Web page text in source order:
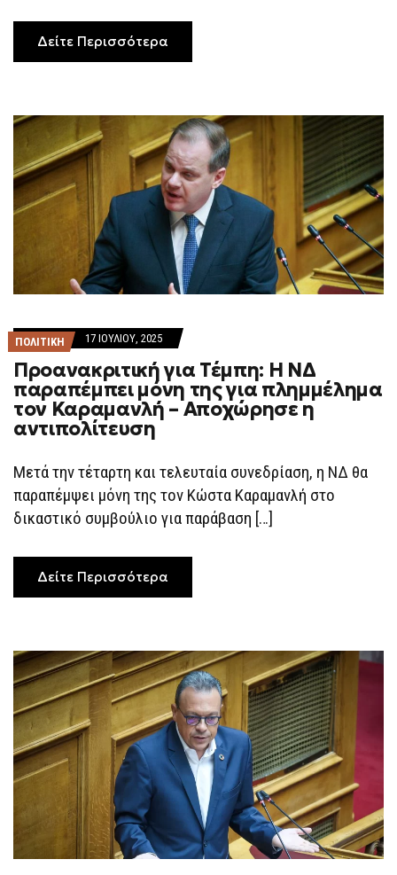
Δείτε Περισσότερα
ΠΟΛΙΤΙΚΗ 17 ΙΟΥΛΊΟΥ, 2025
Προανακριτική για Τέμπη: Η ΝΔ
παραπέμπει μόνη της για πλημμέλημα
τον Καραμανλή – Αποχώρησε η
αντιπολίτευση
Μετά την τέταρτη και τελευταία συνεδρίαση, η ΝΔ θα
παραπέμψει μόνη της τον Κώστα Καραμανλή στο
δικαστικό συμβούλιο για παράβαση […]
Δείτε Περισσότερα